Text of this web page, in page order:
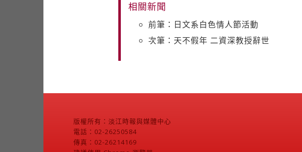
相關新聞
前筆：日文系白色情人節活動
次筆：天不假年 二資深教授辭世
版權所有：淡江時報與媒體中心
電話：02-26250584
傳真：02-26214169